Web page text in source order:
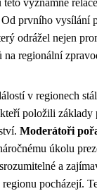
významné
prvního vysílání
odrážel nejen
regionální
v regionech
položili
Moderátoři
úkolu
a
pocházejí.